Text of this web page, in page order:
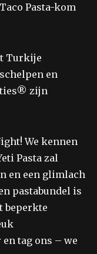
Pasta-kom
Turkije
en
zijn
We kennen
Pasta zal
en een glimlach
pastabundel is
beperkte
tag ons – we